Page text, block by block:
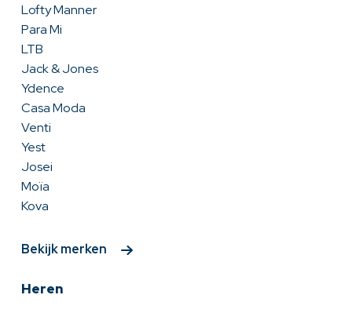
Lofty Manner
Para Mi
LTB
Jack & Jones
Ydence
Casa Moda
Venti
Yest
Josei
Moïa
Kova
Bekijk merken
Heren